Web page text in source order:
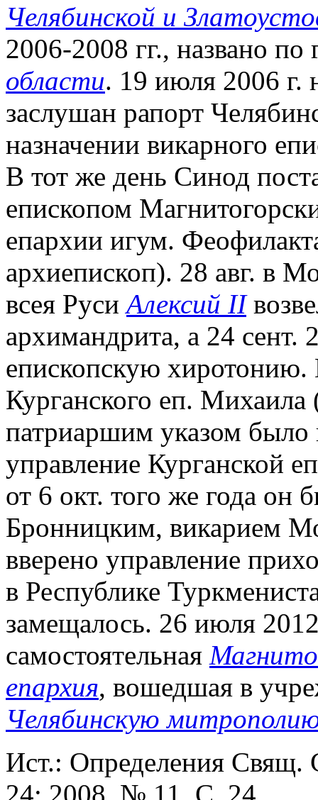
Челябинской и
2006-2008 гг., названо
области. 19 июля 2006 г.
заслушан рапорт
назначении викарного
В тот же день Синод
епископом
епархии игум.
архиепископ). 28 авг. в
всея РусиАлексий II
архимандрита, а 24 сент.
епископскую хиротонию.
Курганского еп. Михаила
патриаршим указом было
управление Курганской
от 6 окт. того же года он
Бронницким, викарием
вверено управление
в Республике
замещалось. 26 июля
самостоятельная
епархия, вошедшая в
Челябинскую
Ист.: Определения
24; 2008. № 11. С. 24.